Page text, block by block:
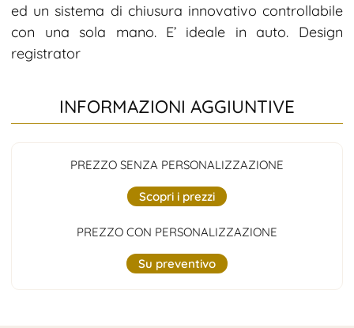
ed un sistema di chiusura innovativo controllabile
con una sola mano. E’ ideale in auto. Design
registrator
INFORMAZIONI AGGIUNTIVE
PREZZO SENZA PERSONALIZZAZIONE
Scopri i prezzi
PREZZO CON PERSONALIZZAZIONE
Su preventivo